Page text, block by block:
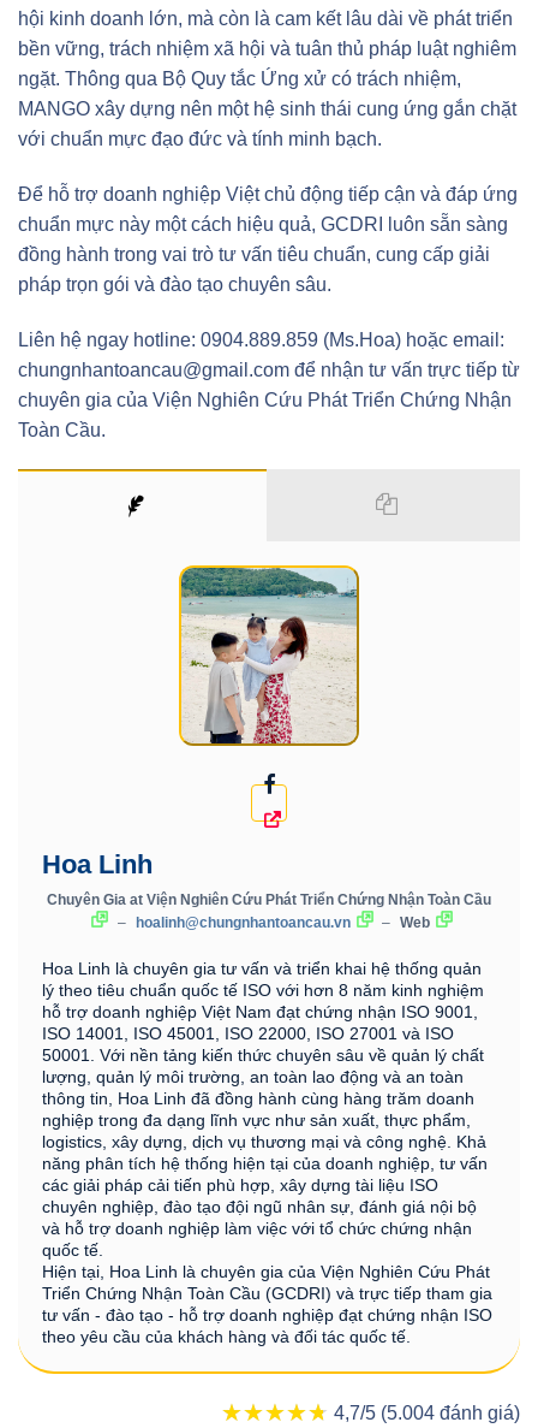
hội kinh doanh lớn, mà còn là cam kết lâu dài về phát triển
bền vững, trách nhiệm xã hội và tuân thủ pháp luật nghiêm
ngặt. Thông qua Bộ Quy tắc Ứng xử có trách nhiệm,
MANGO xây dựng nên một hệ sinh thái cung ứng gắn chặt
với chuẩn mực đạo đức và tính minh bạch.
Để hỗ trợ doanh nghiệp Việt chủ động tiếp cận và đáp ứng
chuẩn mực này một cách hiệu quả, GCDRI luôn sẵn sàng
đồng hành trong vai trò tư vấn tiêu chuẩn, cung cấp giải
pháp trọn gói và đào tạo chuyên sâu.
Liên hệ ngay hotline: 0904.889.859 (Ms.Hoa) hoặc email:
chungnhantoancau@gmail.com để nhận tư vấn trực tiếp từ
chuyên gia của Viện Nghiên Cứu Phát Triển Chứng Nhận
Toàn Cầu.
Hoa Linh
Chuyên Gia at Viện Nghiên Cứu Phát Triển Chứng Nhận Toàn Cầu
– hoalinh@chungnhantoancau.vn – Web
Hoa Linh là chuyên gia tư vấn và triển khai hệ thống quản
lý theo tiêu chuẩn quốc tế ISO với hơn 8 năm kinh nghiệm
hỗ trợ doanh nghiệp Việt Nam đạt chứng nhận ISO 9001,
ISO 14001, ISO 45001, ISO 22000, ISO 27001 và ISO
50001. Với nền tảng kiến thức chuyên sâu về quản lý chất
lượng, quản lý môi trường, an toàn lao động và an toàn
thông tin, Hoa Linh đã đồng hành cùng hàng trăm doanh
nghiệp trong đa dạng lĩnh vực như sản xuất, thực phẩm,
logistics, xây dựng, dịch vụ thương mại và công nghệ. Khả
năng phân tích hệ thống hiện tại của doanh nghiệp, tư vấn
các giải pháp cải tiến phù hợp, xây dựng tài liệu ISO
chuyên nghiệp, đào tạo đội ngũ nhân sự, đánh giá nội bộ
và hỗ trợ doanh nghiệp làm việc với tổ chức chứng nhận
quốc tế.
Hiện tại, Hoa Linh là chuyên gia của Viện Nghiên Cứu Phát
Triển Chứng Nhận Toàn Cầu (GCDRI) và trực tiếp tham gia
tư vấn - đào tạo - hỗ trợ doanh nghiệp đạt chứng nhận ISO
theo yêu cầu của khách hàng và đối tác quốc tế.
★★★★★
★★★★★ 4,7/5 (5.004 đánh giá)